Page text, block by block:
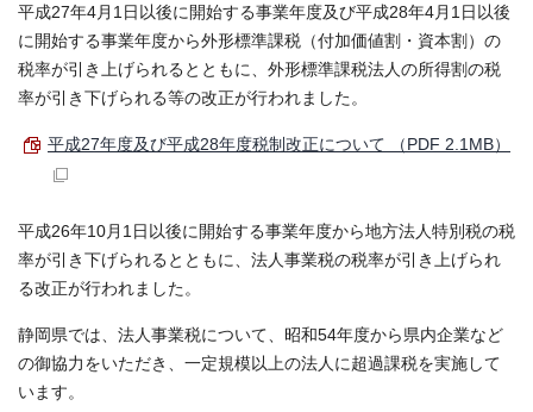
平成27年4月1日以後に開始する事業年度及び平成28年4月1日以後
に開始する事業年度から外形標準課税（付加価値割・資本割）の
税率が引き上げられるとともに、外形標準課税法人の所得割の税
率が引き下げられる等の改正が行われました。
平成27年度及び平成28年度税制改正について （PDF 2.1MB）
平成26年10月1日以後に開始する事業年度から地方法人特別税の税
率が引き下げられるとともに、法人事業税の税率が引き上げられ
る改正が行われました。
静岡県では、法人事業税について、昭和54年度から県内企業など
の御協力をいただき、一定規模以上の法人に超過課税を実施して
います。